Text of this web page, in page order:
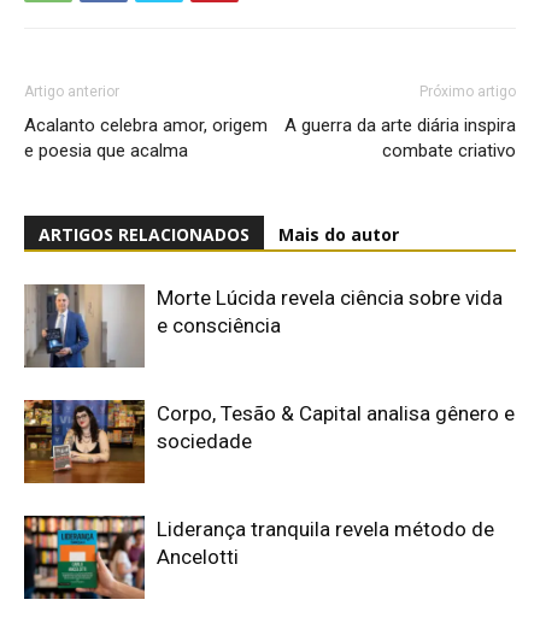
Artigo anterior
Acalanto celebra amor, origem
e poesia que acalma
Próximo artigo
A guerra da arte diária inspira
combate criativo
ARTIGOS RELACIONADOS Mais do autor
Morte Lúcida revela ciência sobre vida
e consciência
Corpo, Tesão & Capital analisa gênero e
sociedade
Liderança tranquila revela método de
Ancelotti